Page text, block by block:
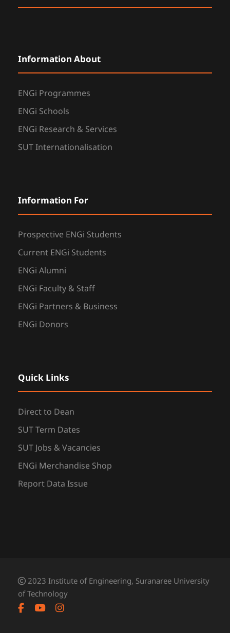
Information About
ENGi Programmes
ENGi Schools
ENGi Research & Services
SUT Internationalisation
Information For
Prospective ENGi Students
Current ENGi Students
ENGi Alumni
ENGi Faculty & Staff
ENGi Partners & Business
ENGi Donors
Quick Links
Direct to Dean
SUT Term Dates
SUT Jobs & Vacancies
ENGi Merchandise Shop
Report Data Issue
2023 Institute of Engineering, Suranaree University
of Technology